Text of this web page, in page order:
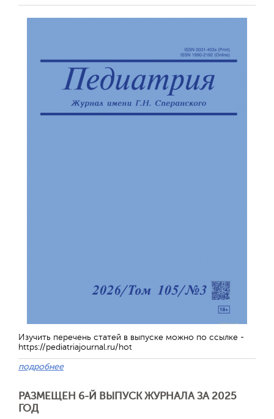
Изучить перечень статей в выпуске можно по ссылке -
https://pediatriajournal.ru/hot
подробнее
РАЗМЕЩЕН 6-Й ВЫПУСК ЖУРНАЛА ЗА 2025
ГОД